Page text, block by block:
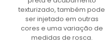
texturizado, também pode
ser injetado em outras
cores e uma variação de
medidas de rosca.